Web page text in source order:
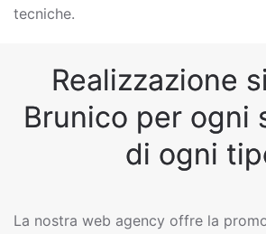
tecniche.
Realizzazione
Brunico per ogni
di ogni
La nostra web agency offre la